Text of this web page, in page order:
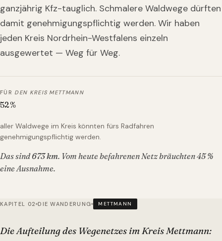
ganzjährig Kfz-tauglich. Schmalere Waldwege dürften
damit genehmigungspflichtig werden. Wir haben
jeden Kreis Nordrhein-Westfalens einzeln
ausgewertet — Weg für Weg.
FÜR DEN KREIS METTMANN
52%
aller Waldwege im Kreis könnten fürs Radfahren
genehmigungspflichtig werden.
Das sind 673km. Vom heute befahrenen Netz bräuchten45%
eine Ausnahme.
KAPITEL 02 DIE WANDERUNG METTMANN
Die Aufteilung des Wegenetzes im Kreis Mettmann: